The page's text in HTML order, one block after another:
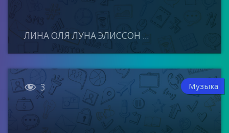
ЛИНА ОЛЯ ЛУНА ЭЛИССОН ...
 3 Музыка